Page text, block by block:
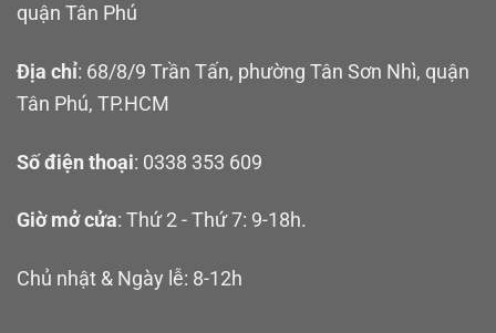
quận Tân Phú
Địa chỉ: 68/8/9 Trần Tấn, phường Tân Sơn Nhì, quận
Tân Phú, TP.HCM
Số điện thoại: 0338 353 609
Giờ mở cửa: Thứ 2 - Thứ 7: 9-18h.
Chủ nhật & Ngày lễ: 8-12h